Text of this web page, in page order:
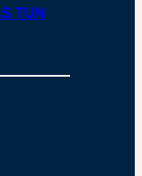
TUN